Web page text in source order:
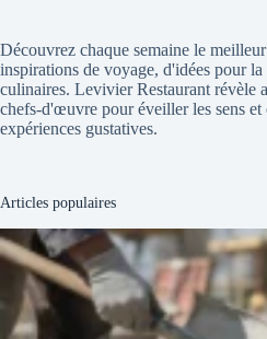
Découvrez chaque semaine le
inspirations de voyage, d'idées pour la
culinaires. Levivier Restaurant révèle
chefs-d'œuvre pour éveiller les sens
expériences gustatives.
Articles populaires